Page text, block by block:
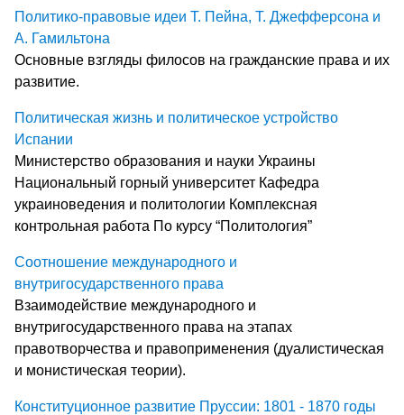
Политико-правовые идеи Т. Пейна, Т. Джефферсона и
А. Гамильтона
Основные взгляды филосов на гражданские права и их
развитие.
Политическая жизнь и политическое устройство
Испании
Министерство образования и науки Украины
Национальный горный университет Кафедра
украиноведения и политологии Комплексная
контрольная работа По курсу “Политология”
Соотношение международного и
внутригосударственного права
Взаимодействие международного и
внутригосударственного права на этапах
правотворчества и правоприменения (дуалистическая
и монистическая теории).
Конституционное развитие Пруссии: 1801 - 1870 годы